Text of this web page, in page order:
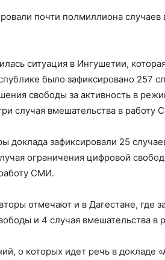
почти полмиллиона случаев
ситуация в Ингушетии,
было зафиксировано 257
свободы за активность в
случая вмешательства в работу
доклада зафиксировали 25
ограничения цифровой
СМИ.
отмечают и в Дагестане, где
и 4 случая вмешательства в
о которых идет речь в докладе